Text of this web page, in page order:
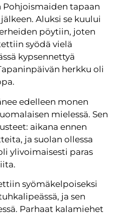
tapaan
Aluksi se kuului
pöytiin, joten
syödä vielä
kypsennettyä
herkku oli
edelleen monen
mielessä. Sen
aikana ennen
ja suolan ollessa
ylivoimaisesti paras
syömäkelpoiseksi
ja sen
Parhaat kalamiehet